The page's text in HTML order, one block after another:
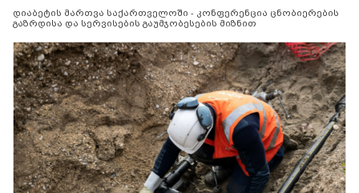
დიაბეტის მართვა საქართველოში - კონფერენცია ცნობიერების
გაზრდისა და სერვისების გაუმჯობესების მიზნით